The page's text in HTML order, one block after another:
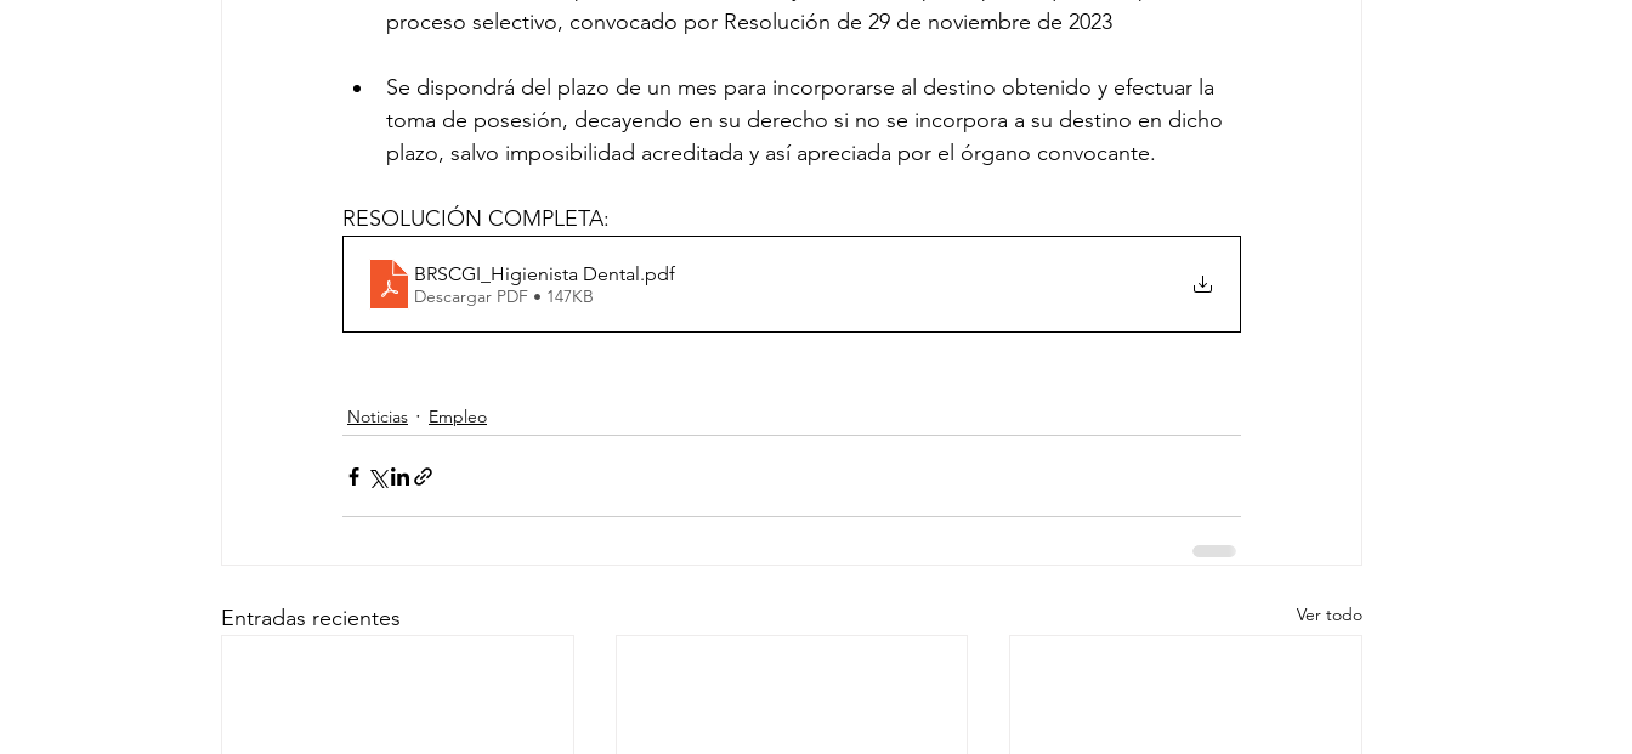
proceso selectivo, convocado por Resolución de 29 de noviembre de 2023
Se dispondrá del plazo de un mes para incorporarse al destino obtenido y efectuar la
toma de posesión, decayendo en su derecho si no se incorpora a su destino en dicho
plazo, salvo imposibilidad acreditada y así apreciada por el órgano convocante.
RESOLUCIÓN COMPLETA:
BRSCGI_Higienista Dental.pdf
Descargar PDF • 147KB
Noticias Empleo
Entradas recientes Ver todo